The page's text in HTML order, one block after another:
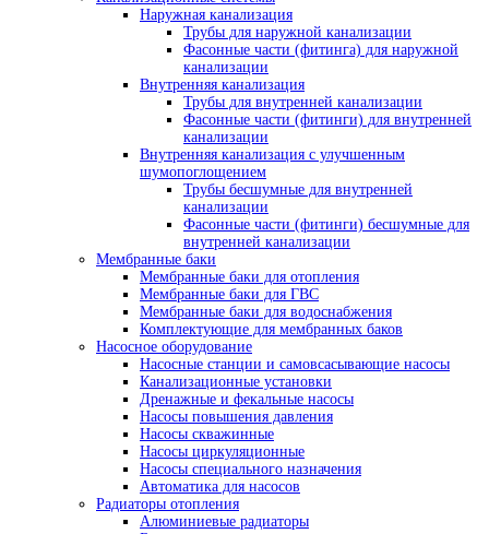
Наружная канализация
Трубы для наружной канализации
Фасонные части (фитинга) для наружной
канализации
Внутренняя канализация
Трубы для внутренней канализации
Фасонные части (фитинги) для внутренней
канализации
Внутренняя канализация с улучшенным
шумопоглощением
Трубы бесшумные для внутренней
канализации
Фасонные части (фитинги) бесшумные для
внутренней канализации
Мембранные баки
Мембранные баки для отопления
Мембранные баки для ГВС
Мембранные баки для водоснабжения
Комплектующие для мембранных баков
Насосное оборудование
Насосные станции и самовсасывающие насосы
Канализационные установки
Дренажные и фекальные насосы
Насосы повышения давления
Насосы скважинные
Насосы циркуляционные
Насосы специального назначения
Автоматика для насосов
Радиаторы отопления
Алюминиевые радиаторы